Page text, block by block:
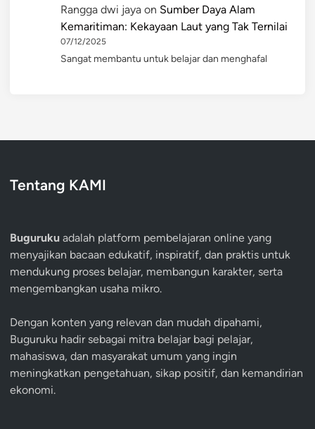
Rangga dwi jaya on Sumber Daya Alam
Kemaritiman: Kekayaan Laut yang Tak Ternilai
07/12/2025
Sangat membantu untuk belajar dan menghafal
Tentang KAMI
Buguruku adalah platform pembelajaran online yang
menyajikan bacaan edukatif, inspiratif, dan praktis untuk
mendukung proses belajar, membangun karakter, serta
mengembangkan usaha mikro.
Dengan konten yang relevan dan mudah dipahami,
Buguruku hadir sebagai mitra belajar bagi pelajar,
mahasiswa, dan masyarakat umum yang ingin
meningkatkan pengetahuan, sikap positif, dan kemandirian
ekonomi.